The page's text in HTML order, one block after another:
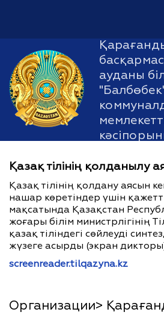
ауданы
Қазақ тілінің қолданылу
Қазақ тілінің қолдану аясын
нашар көретіндер үшін
мақсатында Қазақстан
жоғары білім министрлігінің
қазақ тіліндегі сөйлеуді
жүзеге асырды (экран
screenreader.tilqazyna.kz
Организации>